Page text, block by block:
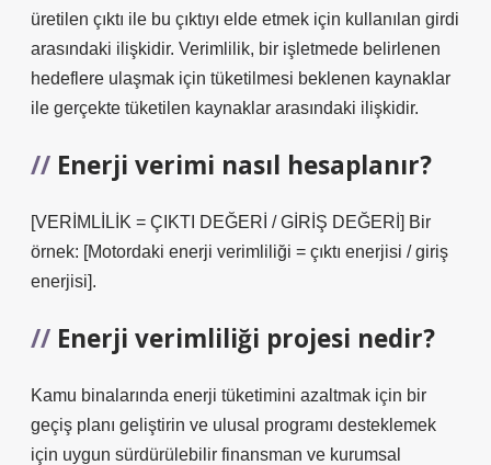
üretilen çıktı ile bu çıktıyı elde etmek için kullanılan girdi
arasındaki ilişkidir. Verimlilik, bir işletmede belirlenen
hedeflere ulaşmak için tüketilmesi beklenen kaynaklar
ile gerçekte tüketilen kaynaklar arasındaki ilişkidir.
Enerji verimi nasıl hesaplanır?
[VERİMLİLİK = ÇIKTI DEĞERİ / GİRİŞ DEĞERİ] Bir
örnek: [Motordaki enerji verimliliği = çıktı enerjisi / giriş
enerjisi].
Enerji verimliliği projesi nedir?
Kamu binalarında enerji tüketimini azaltmak için bir
geçiş planı geliştirin ve ulusal programı desteklemek
için uygun sürdürülebilir finansman ve kurumsal